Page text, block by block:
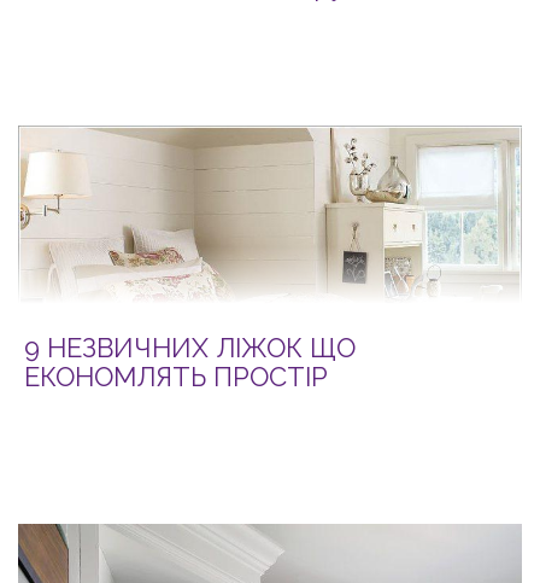
9 НЕЗВИЧНИХ ЛІЖОК ЩО
ЕКОНОМЛЯТЬ ПРОСТІР